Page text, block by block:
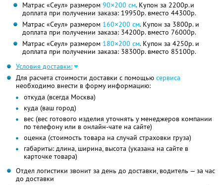
Матрас «Сеул» размером 90×200 см. Купон за 2200р.и
доплата при получении заказа: 19950р. вместо 44300р.
Матрас «Сеул» размером 160×200 см. Купон за 3800р. и
доплата при получении заказа: 34200р. вместо 76000р.
Матрас «Сеул» размером 180×200 см. Купон за 4250р. и
доплата при получении заказа: 38300р. вместо 85100р.
Условия доставки:
Для расчета стоимости доставки с помощью сервиса
необходимо внести в форму информацию:
откуда (всегда Москва)
куда (ваш город)
вес (вес готового изделия уточнять у менеджеров компании
по телефону или в онлайн-чате на сайте)
оценка (стоимость товара на случай страховки груза)
габариты: длина, ширина, высота (указана на сайте в
карточке товара)
Отдел логистики звонит за день до доставки, водитель — за час
до доставки